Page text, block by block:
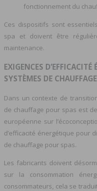
fonctionnement du
Ces dispositifs sont
spa et doivent être
maintenance.
EXIGENCES D’EFFICACITÉ
SYSTÈMES DE CHAUFFAGE
Dans un contexte de
de chauffage pour spas est
européenne sur
d’efficacité énergétique pour
de chauffage pour spas.
Les fabricants doivent
sur la consommation
consommateurs, cela se